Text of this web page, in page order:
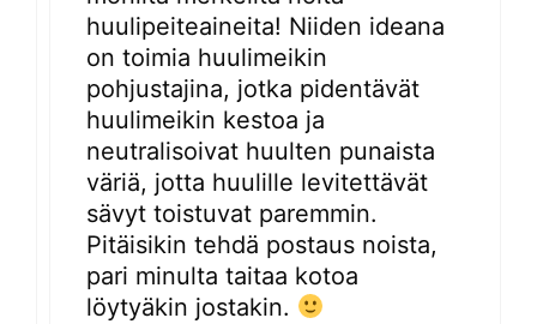
huulipeiteaineita! Niiden ideana
on toimia huulimeikin
pohjustajina, jotka pidentävät
huulimeikin kestoa ja
neutralisoivat huulten punaista
väriä, jotta huulille levitettävät
sävyt toistuvat paremmin.
Pitäisikin tehdä postaus noista,
pari minulta taitaa kotoa
löytyäkin jostakin.